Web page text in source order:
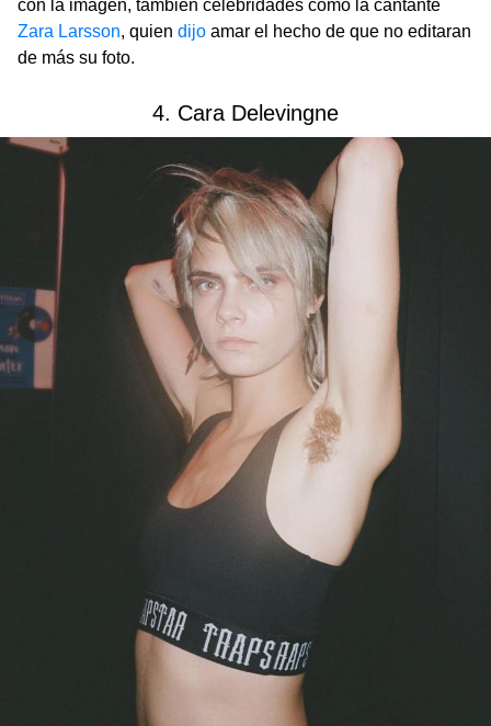
con la imagen, también celebridades como la cantante
Zara Larsson, quien dijo amar el hecho de que no editaran
de más su foto.
4. Cara Delevingne